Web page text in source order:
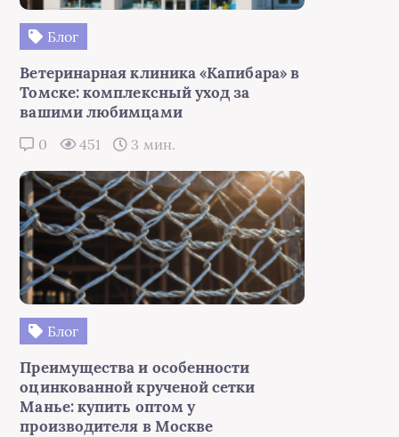
Блог
Ветеринарная клиника «Капибара» в
Томске: комплексный уход за
вашими любимцами
0 451 3 мин.
Блог
Преимущества и особенности
оцинкованной крученой сетки
Манье: купить оптом у
производителя в Москве